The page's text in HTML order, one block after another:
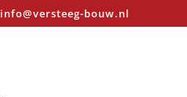
info@versteeg-bouw.nl